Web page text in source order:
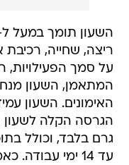
ריצה, שחייה, רכיבת
על סמך
המתאמן, השעון
עד 14 ימי